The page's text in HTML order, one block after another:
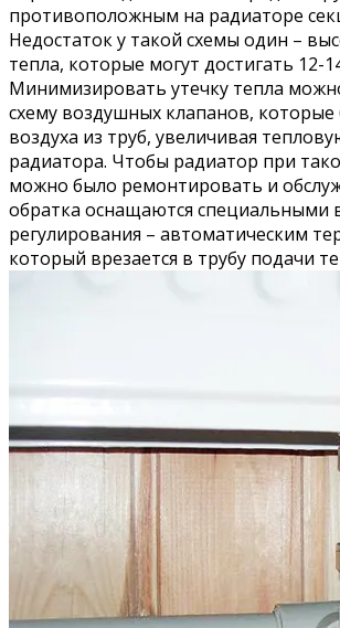
противоположным на радиаторе
Недостаток у такой схемы один –
тепла, которые могут достигать 12-
Минимизировать утечку тепла
схему воздушных клапанов, которые
воздуха из труб, увеличивая
радиатора. Чтобы радиатор при
можно было ремонтировать и
обратка оснащаются специальными
регулирования – автоматическим
который врезается в трубу подачи